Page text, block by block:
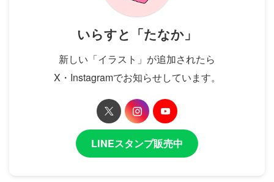
いらすと「たなか」
新しい「イラスト」が追加されたら
X・Instagramでお知らせしています。
LINEスタンプ販売中